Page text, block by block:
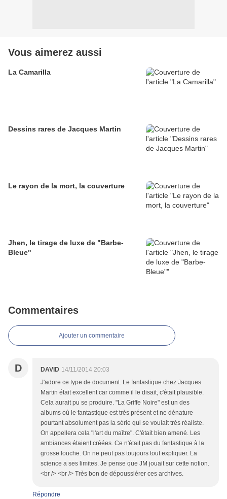
Vous aimerez aussi
La Camarilla
Dessins rares de Jacques Martin
Le rayon de la mort, la couverture
Jhen, le tirage de luxe de "Barbe-
Bleue"
Commentaires
Ajouter un commentaire
D DAVID 14/11/2014 20:03
J'adore ce type de document. Le fantastique chez Jacques
Martin était excellent car comme il le disait, c'était plausible.
Cela aurait pu se produire. "La Griffe Noire" est un des
albums où le fantastique est très présent et ne dénature
pourtant absolument pas la série qui se voulait très réaliste.
On appellera cela "l'art du maître". C'était bien amené. Les
ambiances étaient créées. Ce n'était pas du fantastique à la
grosse louche. On ne peut pas toujours tout expliquer. La
science a ses limites. Je pense que JM jouait sur cette notion.
<br /> <br /> Très bon de dépoussiérer ces archives.
Répondre